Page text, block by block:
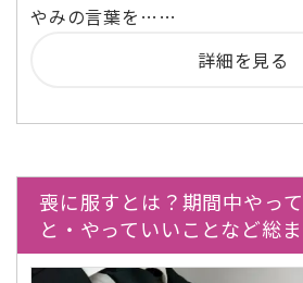
やみの言葉を……
詳細を見る
喪に服すとは？期間中やっ
と・やっていいことなど総